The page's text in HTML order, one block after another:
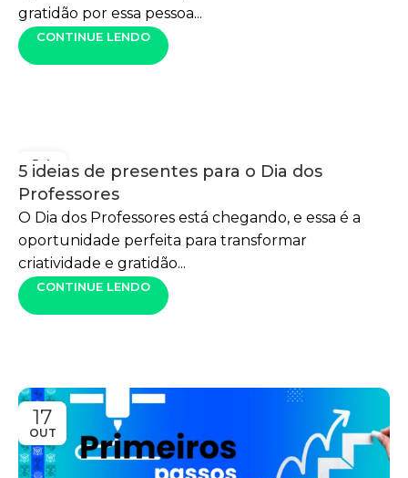
gratidão por essa pessoa...
CONTINUE LENDO
14
5 ideias de presentes para o Dia dos
Professores
O Dia dos Professores está chegando, e essa é a
oportunidade perfeita para transformar
criatividade e gratidão...
CONTINUE LENDO
17
OUT